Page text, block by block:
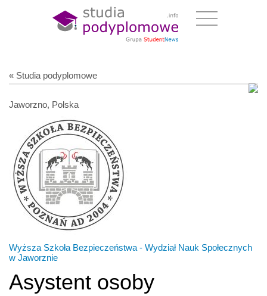
« Studia podyplomowe
Jaworzno, Polska
Wyższa Szkoła Bezpieczeństwa - Wydział Nauk Społecznych
w Jaworznie
Asystent osoby